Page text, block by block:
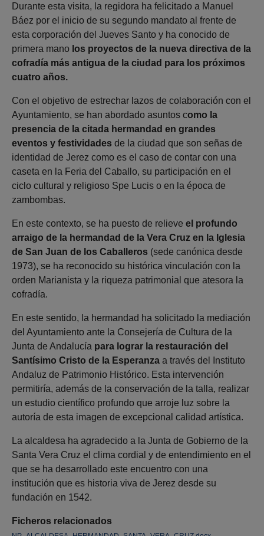
Ficheros relacionados
Durante esta visita, la regidora ha felicitado a Manuel
Báez por el inicio de su segundo mandato al frente de
esta corporación del Jueves Santo y ha conocido de
primera mano los proyectos de la nueva directiva de la
cofradía más antigua de la ciudad para los próximos
cuatro años.
Con el objetivo de estrechar lazos de colaboración con el
Ayuntamiento, se han abordado asuntos como la
presencia de la citada hermandad en grandes
eventos y festividades de la ciudad que son señas de
identidad de Jerez como es el caso de contar con una
caseta en la Feria del Caballo, su participación en el
ciclo cultural y religioso Spe Lucis o en la época de
zambombas.
En este contexto, se ha puesto de relieve el profundo
arraigo de la hermandad de la Vera Cruz en la Iglesia
de San Juan de los Caballeros (sede canónica desde
1973), se ha reconocido su histórica vinculación con la
orden Marianista y la riqueza patrimonial que atesora la
cofradía.
En este sentido, la hermandad ha solicitado la mediación
del Ayuntamiento ante la Consejería de Cultura de la
Junta de Andalucía para lograr la restauración del
Santísimo Cristo de la Esperanza a través del Instituto
Andaluz de Patrimonio Histórico. Esta intervención
permitiría, además de la conservación de la talla, realizar
un estudio científico profundo que arroje luz sobre la
autoría de esta imagen de excepcional calidad artística.
La alcaldesa ha agradecido a la Junta de Gobierno de la
Santa Vera Cruz el clima cordial y de entendimiento en el
que se ha desarrollado este encuentro con una
institución que es historia viva de Jerez desde su
fundación en 1542.